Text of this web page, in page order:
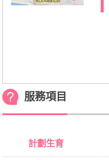
服務項目
計劃生育